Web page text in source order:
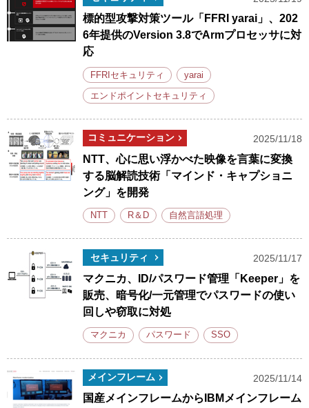
標的型攻撃対策ツール「FFRI yarai」、202
6年提供のVersion 3.8でArmプロセッサに対
応
FFRIセキュリティ yarai
エンドポイントセキュリティ
コミュニケーション 2025/11/18
NTT、心に思い浮かべた映像を言葉に変換
する脳解読技術「マインド・キャプショニ
ング」を開発
NTT R＆D 自然言語処理
セキュリティ 2025/11/17
マクニカ、ID/パスワード管理「Keeper」を
販売、暗号化/一元管理でパスワードの使い
回しや窃取に対処
マクニカ パスワード SSO
メインフレーム 2025/11/14
国産メインフレームからIBMメインフレーム